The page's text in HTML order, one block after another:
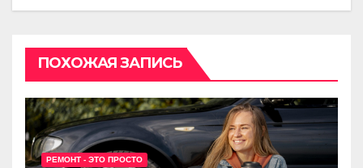
ПОХОЖАЯ ЗАПИСЬ
РЕМОНТ - ЭТО ПРОСТО